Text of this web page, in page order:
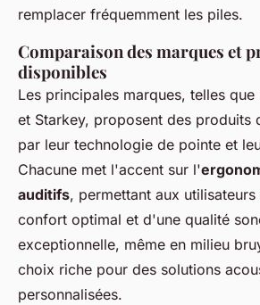
remplacer fréquemment les piles.
Comparaison des marques et
disponibles
Les principales marques, telles
et Starkey, proposent des produits
par leur technologie de pointe et
Chacune met l'accent sur l'
auditifs, permettant aux
confort optimal et d'une qualité
exceptionnelle, même en milieu
choix riche pour des solutions
personnalisées.